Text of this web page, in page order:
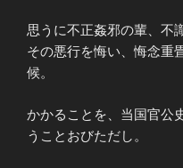
思うに不正姦邪の輩、不
その悪行を悔い、悔念重
候。
かかることを、当国官公
うことおびただし。